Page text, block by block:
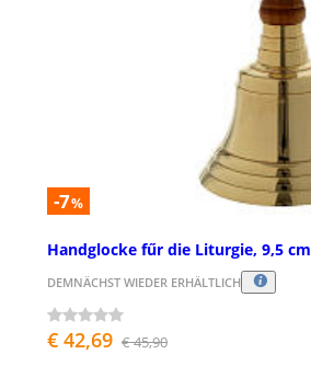
-7%
Handglocke fűr die Liturgie, 9,5 cm
DEMNÄCHST WIEDER ERHÄLTLICH
€ 42,69 € 45,90